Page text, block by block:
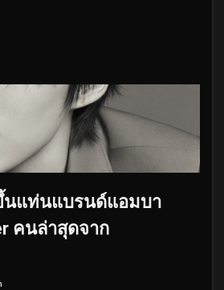
นแท่นแบรนด์แอมบา
คนล่าสุดจาก